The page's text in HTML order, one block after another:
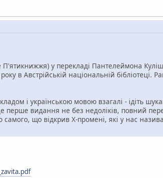
П'ятикнижжя) у перекладі Пантелеймона
в Австрійській національній бібліотеці.
і українською мовою взагалі - ідіть
перше видання не без недоліків, повний
що відкрив Х-промені, які у нас